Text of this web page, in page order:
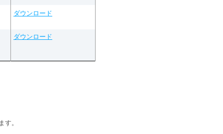
ダウンロード
ダウンロード
す。